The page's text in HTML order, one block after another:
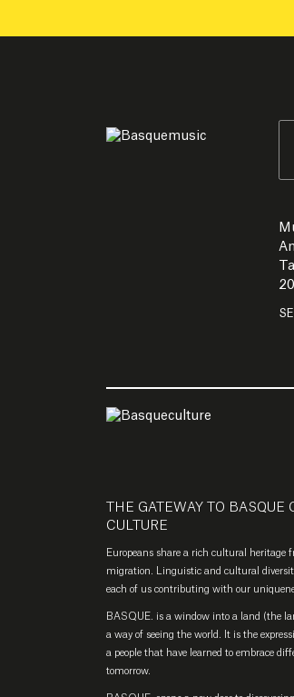
THE GATEWAY TO BASQUE
CULTURE
Europeans share a rich cultural heritage
migration. Linguistic and cultural
each of us contributing with our
BASQUE. is a window into a land (the
a way of seeing the world. It is the
a people that have learned to embrace
tomorrow.